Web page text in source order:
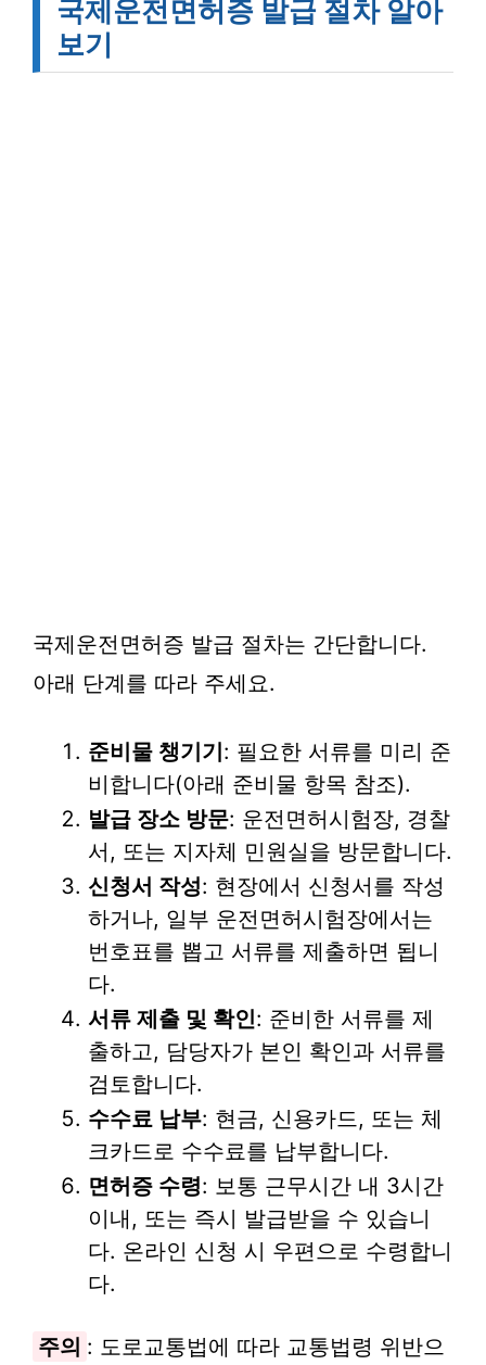
국제운전면허증 발급 절차 알아
보기
국제운전면허증 발급 절차는 간단합니다.
아래 단계를 따라 주세요.
준비물 챙기기: 필요한 서류를 미리 준
비합니다(아래 준비물 항목 참조).
발급 장소 방문: 운전면허시험장, 경찰
서, 또는 지자체 민원실을 방문합니다.
신청서 작성: 현장에서 신청서를 작성
하거나, 일부 운전면허시험장에서는
번호표를 뽑고 서류를 제출하면 됩니
다.
서류 제출 및 확인: 준비한 서류를 제
출하고, 담당자가 본인 확인과 서류를
검토합니다.
수수료 납부: 현금, 신용카드, 또는 체
크카드로 수수료를 납부합니다.
면허증 수령: 보통 근무시간 내 3시간
이내, 또는 즉시 발급받을 수 있습니
다. 온라인 신청 시 우편으로 수령합니
다.
주의 : 도로교통법에 따라 교통법령 위반으